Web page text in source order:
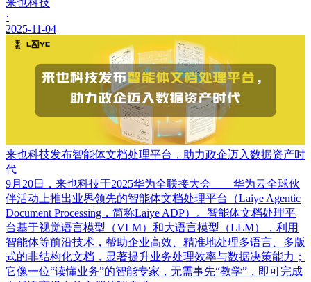
来也科技
·
2025-11-04
来也科技发布智能体文档处理平台，助力政企迈入数据资产时
代
9月20日，来也科技于2025华为全联接大会——华为云全球伙
伴活动上推出业界领先的智能体文档处理平台（Laiye Agentic
Document Processing，简称Laiye ADP）。智能体文档处理平
台基于视觉语言模型（VLM）和大语言模型（LLM），利用
智能体等前沿技术，帮助企业高效、精准地处理多语言、多版
式的非结构化文档，显著提升业务处理效率与数据决策能力；
它像一位“读懂业务”的智能专家，无需事先“教学”，即可完成